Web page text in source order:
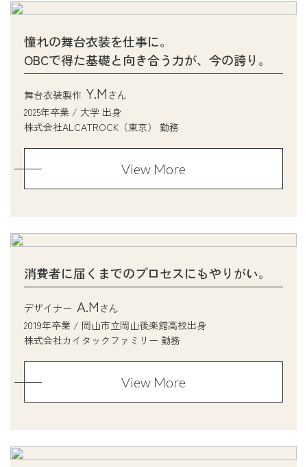
憧れの舞台衣装を仕事に。
OBCで得た基礎と向き合う力が、今の誇り。
舞台衣装製作 Y.M さん
2025年卒業 / 大学 出身
株式会社ALCATROCK（東京） 勤務
View More
消費者に届くまでのプロセスにもやりがい。
デザイナー A.M さん
2019年卒業 / 岡山市立岡山後楽館高校出身
株式会社カイタックファミリー 勤務
View More